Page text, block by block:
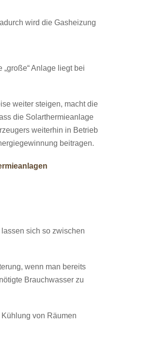
wird die Gasheizung
Anlage liegt bei
weiter steigen, macht die
die Solarthermieanlage
weiterhin in Betrieb
beitragen.
sich so zwischen
wenn man bereits
Brauchwasser zu
von Räumen